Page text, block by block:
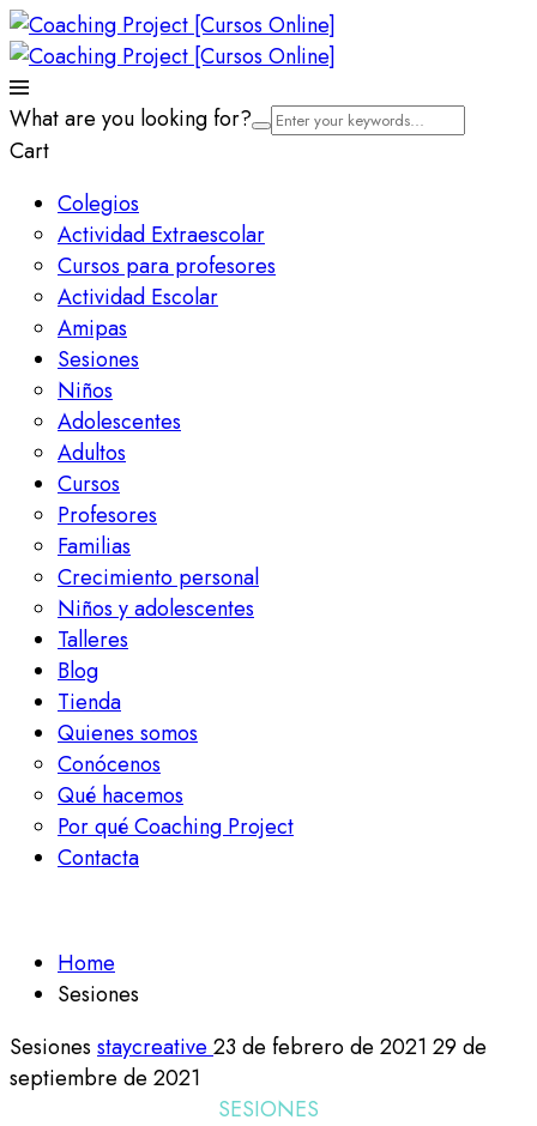
What are you looking for?
Cart
Colegios
Actividad Extraescolar
Cursos para profesores
Actividad Escolar
Amipas
Sesiones
Niños
Adolescentes
Adultos
Cursos
Profesores
Familias
Crecimiento personal
Niños y adolescentes
Talleres
Blog
Tienda
Quienes somos
Conócenos
Qué hacemos
Por qué Coaching Project
Contacta
Home
Sesiones
Sesiones staycreative 23 de febrero de 2021 29 de
septiembre de 2021
SESIONES